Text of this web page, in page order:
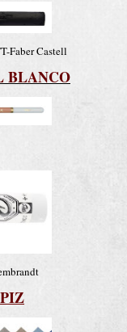
Faber Castell
BLANCO